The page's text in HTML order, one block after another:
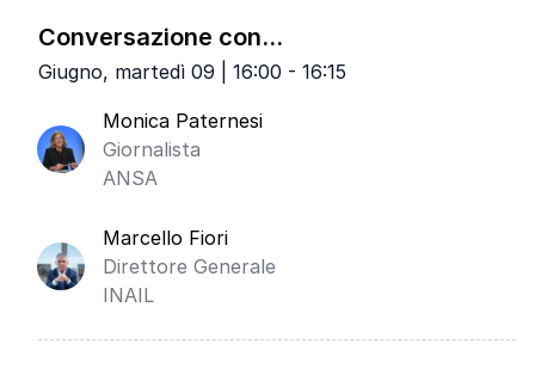
Conversazione con...
Giugno, martedì 09 | 16:00 - 16:15
Monica Paternesi
Giornalista
ANSA
Marcello Fiori
Direttore Generale
INAIL